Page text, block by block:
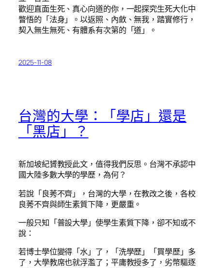
歡迎直面生死、真心向道的你，一起探究生死大化中
瞥悟的「法身」。以返照、內斂、無我，踏實修行，
契入無生無死、有體系有次第的「道」。
2025-11-08
台灣的大學：「學店」還是
「黑店」？
新加坡紀贇教授此文，值得我們反思。台灣不承認中
國大陸多數大學的學歷，為何？
若說「良莠不齊」，台灣的大學，在教改之後，各校
良莠不齊與師生素質下降，更嚴重。
一般只知「普設大學」使學生素質下降，卻不知或不
說：
若博士學位變得「水」了，「洗學歷」「買學歷」多
了，大學教席也就浮濫了；平庸教授多了，劣幣驅逐